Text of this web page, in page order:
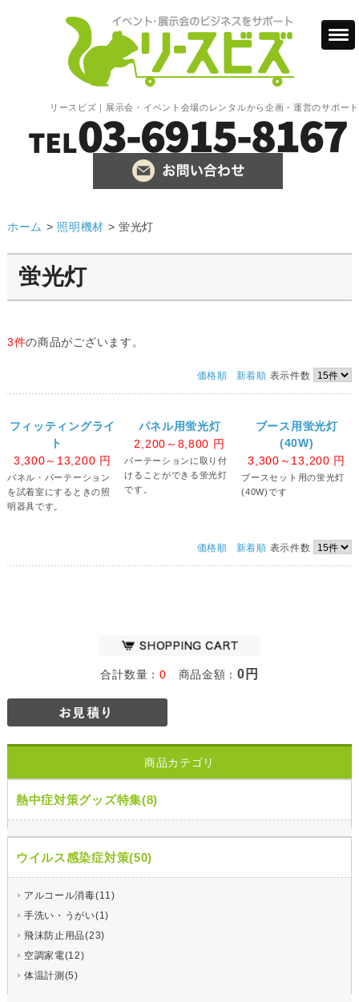
リースビズ｜展示会・イベント会場のレンタルから企画・運営のサポート
ホーム > 照明機材 >蛍光灯
蛍光灯
3件の商品がございます。
価格順 新着順 表示件数
フィッティングライ
ト
3,300～13,200 円
パネル・パーテーション
を試着室にするときの照
明器具です。
パネル用蛍光灯
2,200～8,800 円
パーテーションに取り付
けることができる蛍光灯
です。
ブース用蛍光灯
(40W)
3,300～13,200 円
ブースセット用の蛍光灯
(40W)です
価格順 新着順 表示件数
合計数量： 0 商品金額：0円
商品カテゴリ
熱中症対策グッズ特集(8)
ウイルス感染症対策(50)
アルコール消毒(11)
手洗い・うがい(1)
飛沫防止用品(23)
空調家電(12)
体温計測(5)